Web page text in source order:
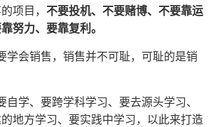
项目， 不要投机、不要赌博、不要靠运
努力、要靠复利。
学会销售，销售并不可耻，可耻的是销
自学、要跨学科学习、要去源头学习、
地方学习、要实践中学习，以此来打造